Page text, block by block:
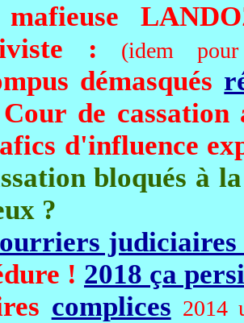
:
(idem
démasqués
de cassation
d'influence
bloqués à
?
judiciaires
! 2018 ça
complices 2014